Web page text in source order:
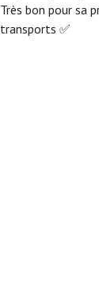
Très bon pour sa
transports ✅